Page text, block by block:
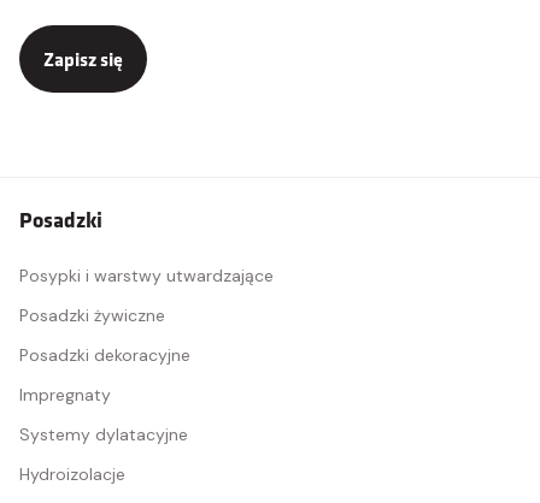
Zapisz się
Posadzki
Posypki i warstwy utwardzające
Posadzki żywiczne
Posadzki dekoracyjne
Impregnaty
Systemy dylatacyjne
Hydroizolacje